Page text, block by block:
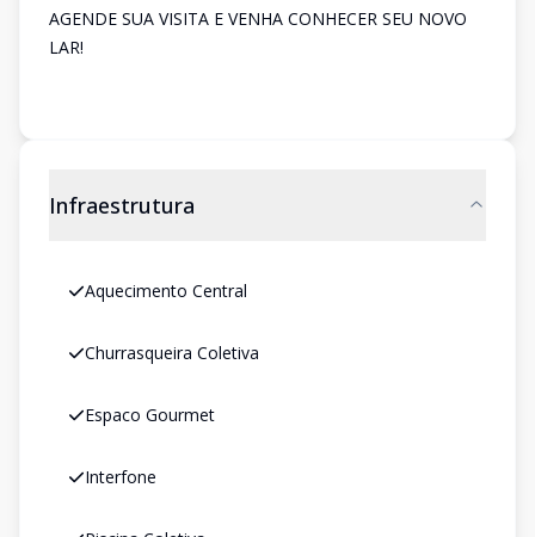
AGENDE SUA VISITA E VENHA CONHECER SEU NOVO
LAR!
Infraestrutura
Aquecimento Central
Churrasqueira Coletiva
Espaco Gourmet
Interfone